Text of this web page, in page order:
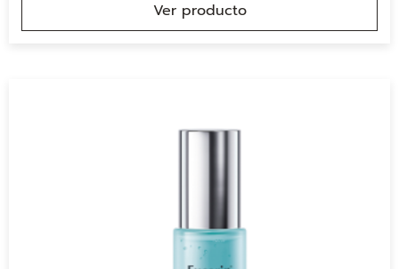
Ver producto